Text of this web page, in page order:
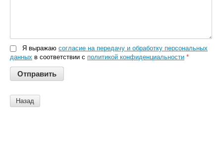
Я выражаю согласие на передачу и обработку персональных
данных в соответствии с политикой конфиденциальности *
Назад